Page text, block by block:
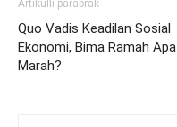
Artikulli paraprak
Quo Vadis Keadilan Sosial
Ekonomi, Bima Ramah Apa
Marah?